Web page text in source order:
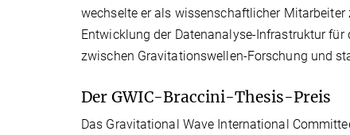
wechselte er als wissenschaftlicher
Entwicklung der Datenanalyse-Infrastruktur
zwischen Gravitationswellen-Forschung und
Der GWIC-Braccini-Thesis-Preis
Das Gravitational Wave International